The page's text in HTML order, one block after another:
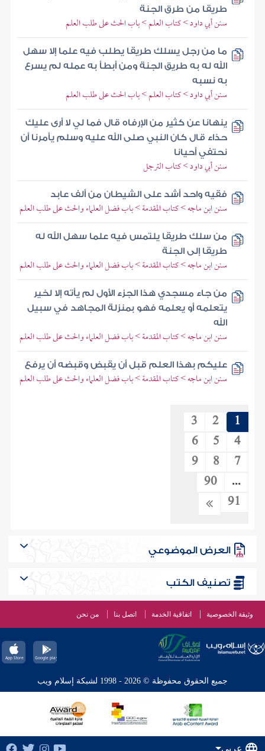
طريقا من طرق الجنة
سنن أبي داود > كتاب العلم > باب الحث على طلب العلم
ما من رجل يسلك طريقا يطلب فيه علما إلا سهل
الله له به طريق الجنة ومن أبطأ به عمله لم يسرع
به نسبه
سنن أبي داود > كتاب العلم > باب الحث على طلب العلم
ينهانا عن كثير من الإرفاه قال فما لي لا أرى عليك
حذاء قال كان النبي صلى الله عليه وسلم يأمرنا أن
نحتفي أحيانا
سنن أبي داود > كتاب الترجل
فقيه واحد أشد على الشيطان من ألف عابد
سنن ابن ماجه > كتاب المقدمة > باب فضل العلماء والحث على طلب العلم
من سلك طريقا يلتمس فيه علما سهل الله له
طريقا إلى الجنة
سنن ابن ماجه > كتاب المقدمة > باب فضل العلماء والحث على طلب العلم
من جاء مسجدي هذا الجزء الأول لم يأته إلا لخير
يتعلمه أو يعلمه فهو بمنزلة المجاهد في سبيل
الله
سنن ابن ماجه > كتاب المقدمة > باب فضل العلماء والحث على طلب العلم
عليكم بهذا العلم قبل أن يقبض وقبضه أن يرفع
سنن ابن ماجه > كتاب المقدمة > باب فضل العلماء والحث على طلب العلم
1
2
3
4
5
6
7
8
9
...
90
91
العرض الموضوعي
تصنيف الكتب
وثيقة الخصوصية اتفاقية الخدمة اتصل بنا من نحن
جميع الحقوق محفوظة © 2026 - 1998 لشبكة إسلام ويب
عربي